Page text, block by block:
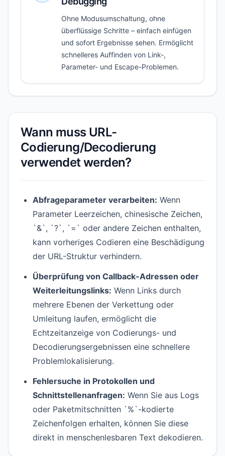
Ohne Modusumschaltung, ohne
überflüssige Schritte – einfach einfügen
und sofort Ergebnisse sehen. Ermöglicht
schnelleres Auffinden von Link-,
Parameter- und Escape-Problemen.
Wann muss URL-
Codierung/Decodierung
verwendet werden?
Abfrageparameter verarbeiten: Wenn
Parameter Leerzeichen, chinesische Zeichen,
`&`, `?`, `=` oder andere Zeichen enthalten,
kann vorheriges Codieren eine Beschädigung
der URL-Struktur verhindern.
Überprüfung von Callback-Adressen oder
Weiterleitungslinks: Wenn Links durch
mehrere Ebenen der Verkettung oder
Umleitung laufen, ermöglicht die
Echtzeitanzeige von Codierungs- und
Decodierungsergebnissen eine schnellere
Problemlokalisierung.
Fehlersuche in Protokollen und
Schnittstellenanfragen: Wenn Sie aus Logs
oder Paketmitschnitten `%`-kodierte
Zeichenfolgen erhalten, können Sie diese
direkt in menschenlesbaren Text dekodieren.